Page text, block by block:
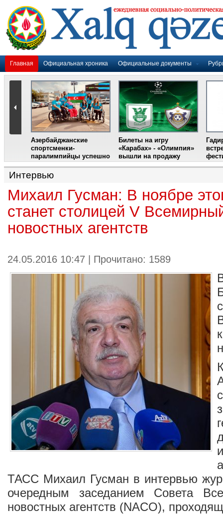
Главная Официальная хроника Официальные документы
Азербайджанские
спортсменки-
паралимпийцы успешно
выступили на III
Международном
фестивале парашютного
Билеты на игру
«Карабах» - «Олимпия»
вышли на продажу
Интервью
Михаил Гусман: В ноябре
станет столицей V
новостных агентств
24.05.2016 10:47 | Прочитано: 1589
ТАСС Михаил Гусман в интервью
очередным заседанием Совета
новостных агентств (NACO),